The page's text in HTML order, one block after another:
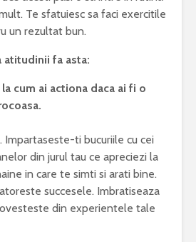
Te sfatuiesc sa faci exercitile
un rezultat bun.
atitudinii fa asta:
cum ai actiona daca ai fi o
Impartaseste-ti bucuriile cu cei
din jurul tau ce apreciezi la
in care te simti si arati bine.
succesele. Imbratiseaza
din experientele tale